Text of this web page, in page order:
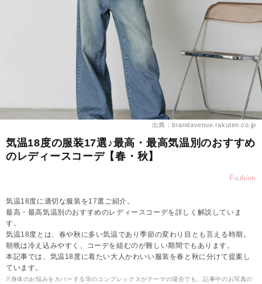
出典：brandavenue.rakuten.co.jp
気温18度の服装17選♪最高・最高気温別のおすすめ
のレディースコーデ【春・秋】
Fashion
気温18度に適切な服装を17選ご紹介。
最高・最高気温別のおすすめのレディースコーデを詳しく解説していま
す。
気温18度とは、春や秋に多い気温であり季節の変わり目とも言える時期。
朝晩は冷え込みやすく、コーデを組むのが難しい期間でもあります。
本記事では、気温18度に着たい大人かわいい服装を春と秋に分けて提案し
ています。
※身体のお悩みをカバーする等のコンプレックスがテーマの場合でも、記事中のお写真の